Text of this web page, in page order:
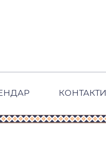
КОНТАКТИ